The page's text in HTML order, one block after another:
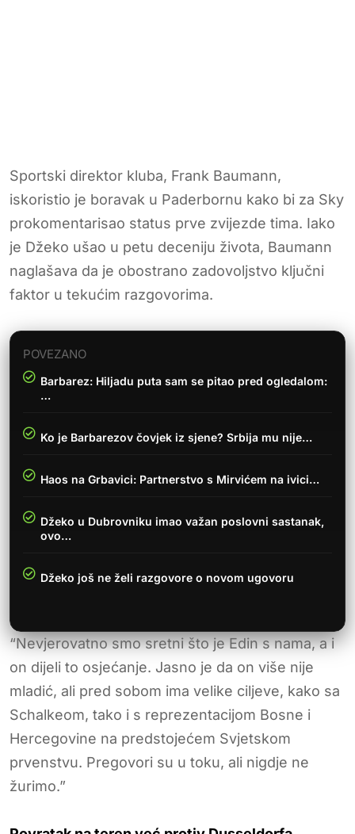
Sportski direktor kluba, Frank Baumann,
iskoristio je boravak u Paderbornu kako bi za Sky
prokomentarisao status prve zvijezde tima. Iako
je Džeko ušao u petu deceniju života, Baumann
naglašava da je obostrano zadovoljstvo ključni
faktor u tekućim razgovorima.
POVEZANO
Barbarez: Hiljadu puta sam se pitao pred ogledalom:
…
Ko je Barbarezov čovjek iz sjene? Srbija mu nije…
Haos na Grbavici: Partnerstvo s Mirvićem na ivici…
Džeko u Dubrovniku imao važan poslovni sastanak,
ovo…
Džeko još ne želi razgovore o novom ugovoru
“Nevjerovatno smo sretni što je Edin s nama, a i
on dijeli to osjećanje. Jasno je da on više nije
mladić, ali pred sobom ima velike ciljeve, kako sa
Schalkeom, tako i s reprezentacijom Bosne i
Hercegovine na predstojećem Svjetskom
prvenstvu. Pregovori su u toku, ali nigdje ne
žurimo.”